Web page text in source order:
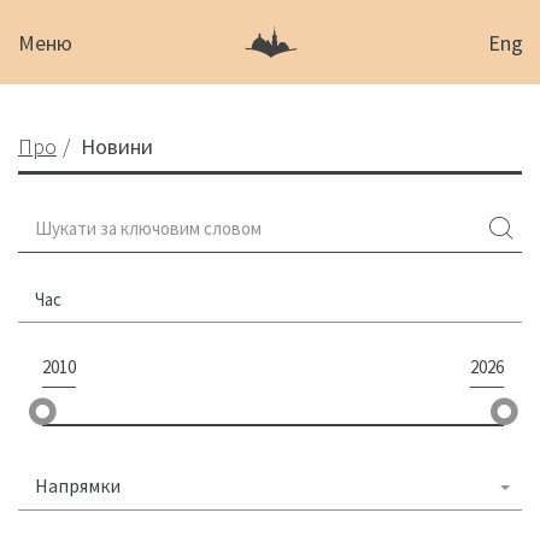
Меню Eng
Про Новини
Час
2010 2026
Напрямки